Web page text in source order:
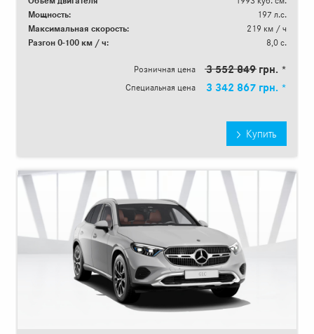
Мощность:
197 л.с.
Максимальная скорость:
219 км / ч
Разгон 0-100 км / ч:
8,0 с.
Розничная цена 3 552 849 грн. *
Специальная цена 3 342 867 грн. *
Купить